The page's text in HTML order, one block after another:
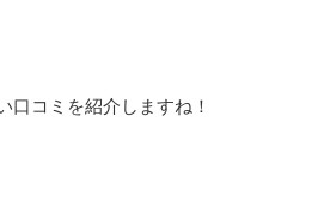
口コミを紹介しますね！